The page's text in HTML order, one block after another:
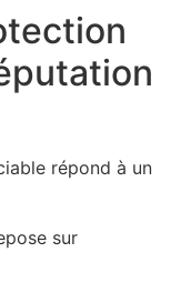
répond à un
sur